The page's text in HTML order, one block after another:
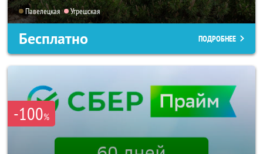
Павелецкая Угрешская
Бесплатно ПОДРОБНЕЕ
-100%